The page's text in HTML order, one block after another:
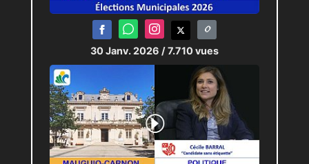
30 Janv. 2026 / 7.710 vues